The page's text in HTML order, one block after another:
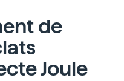
de
Joule